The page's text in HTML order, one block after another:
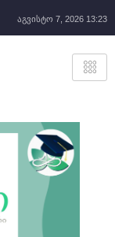
აგვისტო 7, 2026 13:23